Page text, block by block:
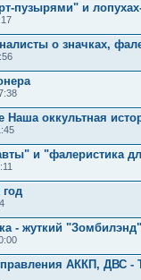
пузырями" и лопухах-
о значках,
Наша оккультная
и "фалеристика
- жуткий
АККП, ДВС -